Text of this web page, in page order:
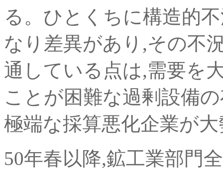
る。ひとくちに構造的
なり差異があり,その不
通している点は,需要を
ことが困難な過剰設備
極端な採算悪化企業が
50年春以降,鉱工業部門